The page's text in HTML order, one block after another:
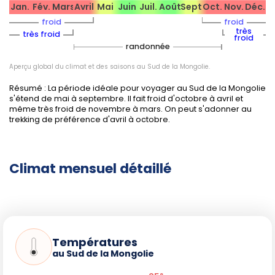
vous visez leNaadamou la haute saison.
Optez pour des explorations matinales ou tardives
pour échapper aux fortes chaleurs de la mi-journée.
masque pour la poussière, surtout au printemps.
Respectez la fragilité des écosystèmes désertiques :
ne laissez aucune trace lors des bivouacs ou des
randonnées.
Fêtes, événements et saisons
touristiques
ambiance familiale.
Naadam(mi-juillet) : compétitions traditionnelles
très suivies – les hébergements sont pris d'assaut et
Jan. Fév. MarsAvril Mai Juin Juil. AoûtSept.Oct. Nov. Déc.
froid
froid
très froid
très
froid
randonnée
Aperçu global du climat et des saisons au Sud de la Mongolie.
Résumé : La période idéale pour voyager au Sud de la Mongolie
s'étend de mai à septembre. Il fait froid d'octobre à avril et
même très froid de novembre à mars. On peut s'adonner au
trekking de préférence d'avril à octobre.
Climat mensuel détaillé
Températures
au Sud de la Mongolie